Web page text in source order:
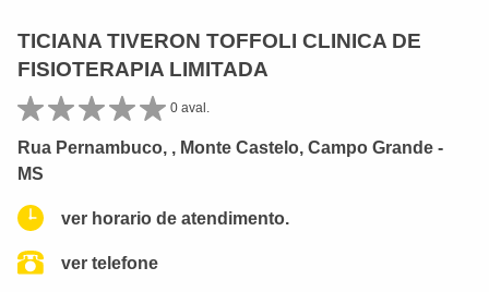
TICIANA TIVERON TOFFOLI CLINICA DE
FISIOTERAPIA LIMITADA
0 aval.
Rua Pernambuco, , Monte Castelo, Campo Grande -
MS
ver horario de atendimento.
ver telefone